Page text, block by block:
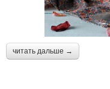
читать дальше →